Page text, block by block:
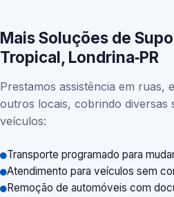
Mais Soluções de
Tropical, Londrina‑PR
Prestamos assistência em ruas,
outros locais, cobrindo diversas
veículos:
Transporte programado para
Atendimento para veículos sem
Remoção de automóveis com